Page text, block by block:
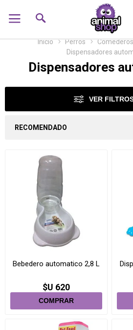
Inicio Perros
Dispensadores
Dispensadores
VER
Bebedero automatico 2,8 L
$U 620